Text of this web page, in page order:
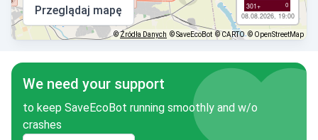
301+ 0
08.08.2026, 19:00
Przeglądaj mapę
©Źródła Danych © SaveEcoBot © CARTO © OpenStreetMap
We need your support
to keep SaveEcoBot running smoothly and w/o
crashes